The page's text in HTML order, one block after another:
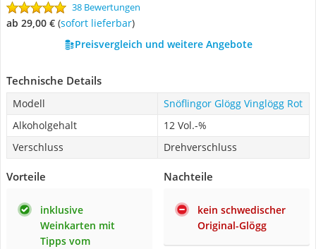
38 Bewertungen
ab 29,00 € ( Sofort lieferbar)
Preisvergleich und weitere Angebote
Technische Details
Modell
Snöflingor Glögg Vinglögg Rot
Alkoholgehalt
12 Vol.-%
Verschluss
Drehverschluss
Vorteile
inklusive
Weinkarten mit
Tipps vom
Nachteile
kein schwedischer
Original-Glögg